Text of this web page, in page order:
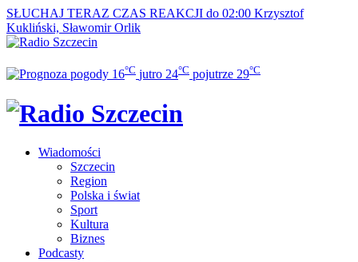
SŁUCHAJ TERAZ CZAS REAKCJI do 02:00 Krzysztof
Kukliński, Sławomir Orlik
16°C jutro 24°C pojutrze 29°C
Wiadomości
Szczecin
Region
Polska i świat
Sport
Kultura
Biznes
Podcasty